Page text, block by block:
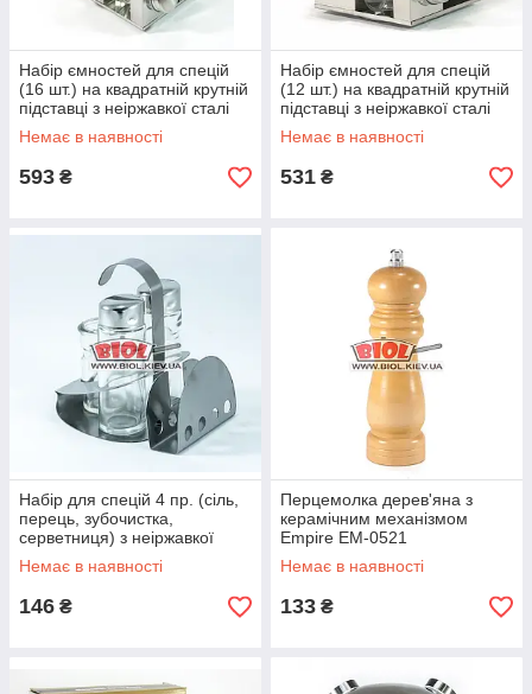
Набір ємностей для спецій
(16 шт.) на квадратній крутній
підставці з неіржавкої сталі
Edenberg EB-4025
Немає в наявності
593 ₴
Набір ємностей для спецій
(12 шт.) на квадратній крутній
підставці з неіржавкої сталі
Edenberg EB-4026
Немає в наявності
531 ₴
Набір для спецій 4 пр. (сіль,
перець, зубочистка,
серветниця) з неіржавкої
сталі Empire EM-0109
Немає в наявності
146 ₴
Перцемолка дерев'яна з
керамічним механізмом
Empire EM-0521
Немає в наявності
133 ₴